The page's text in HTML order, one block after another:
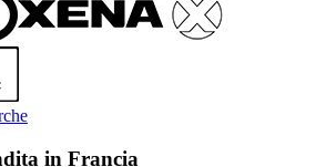
in Francia